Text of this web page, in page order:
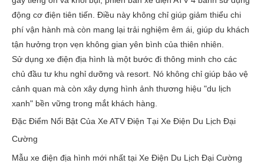
động cơ điện tiên tiến. Điều này không chỉ giúp giảm thiểu chi
phí vận hành mà còn mang lại trải nghiệm êm ái, giúp du khách
tận hưởng trọn vẹn không gian yên bình của thiên nhiên.
Sử dụng xe điện địa hình là một bước đi thông minh cho các
chủ đầu tư khu nghỉ dưỡng và resort. Nó không chỉ giúp bảo vệ
cảnh quan mà còn xây dựng hình ảnh thương hiệu "du lịch
xanh" bền vững trong mắt khách hàng.
Đặc Điểm Nổi Bật Của Xe ATV Điện Tại Xe Điện Du Lịch Đại
Cường
Mẫu xe điện địa hình mới nhất tại Xe Điện Du Lịch Đại Cường